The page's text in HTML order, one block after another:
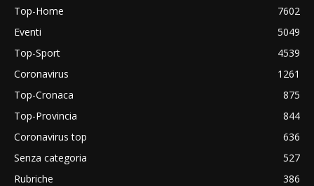
Top-Home
7602
Eventi
5049
Top-Sport
4539
Coronavirus
1261
Top-Cronaca
875
Top-Provincia
844
Coronavirus top
636
Senza categoria
527
Rubriche
386